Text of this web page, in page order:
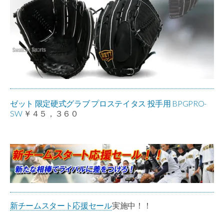
ゼット 限定硬式グラブ プロステイタス 投手用 BPGPRO-
SW￥４５，３６０
新チームスタート応援セール実施中！！